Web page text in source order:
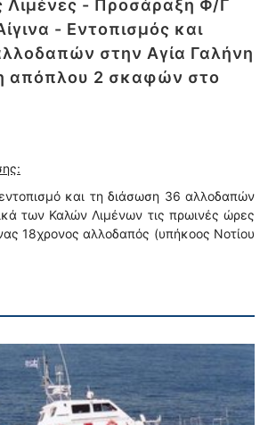
Λιμένες - Προσάραξη Φ/Γ
- Εντοπισμός και
στην Αγία Γαλήνη
απόπλου 2 σκαφών στο
και τη διάσωση 36 αλλοδαπών
των Καλών Λιμένων τις πρωινές ώρες
18χρονος αλλοδαπός (υπήκοος Νοτίου